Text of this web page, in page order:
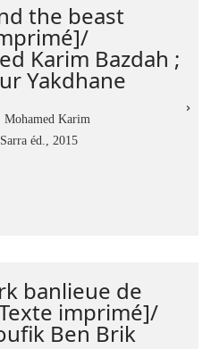
the beast
Karim Bazdah ;
Yakdhane
Mohamed Karim
éd., 2015
banlieue de
imprimé]/
Ben Brik